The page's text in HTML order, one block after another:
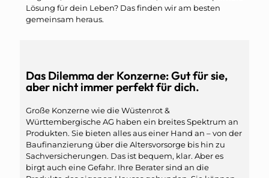
Lösung für dein Leben? Das finden wir am besten
gemeinsam heraus.
Das Dilemma der Konzerne: Gut für sie,
aber nicht immer perfekt für dich.
Große Konzerne wie die Wüstenrot &
Württembergische AG haben ein breites Spektrum an
Produkten. Sie bieten alles aus einer Hand an – von der
Baufinanzierung über die Altersvorsorge bis hin zu
Sachversicherungen. Das ist bequem, klar. Aber es
birgt auch eine Gefahr. Ihre Berater sind an die